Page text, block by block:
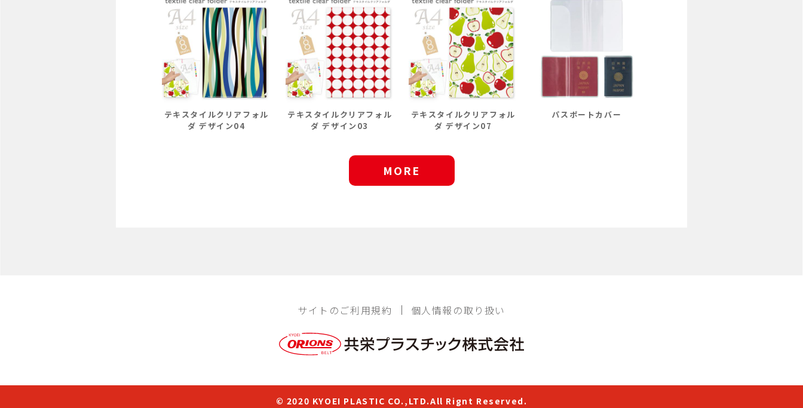
テキスタイルクリアフォル
ダ デザイン04
テキスタイルクリアフォル
ダ デザイン03
テキスタイルクリアフォル
ダ デザイン07
パスポートカバー
MORE
サイトのご利用規約 個人情報の取り扱い
© 2020 KYOEI PLASTIC CO.,LTD.All Rignt Reserved.